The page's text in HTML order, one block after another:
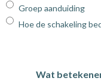
Groep aanduiding
Hoe de schakeling
Wat